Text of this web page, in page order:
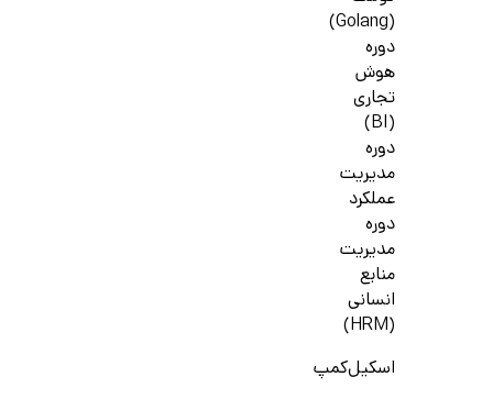
(Golang)
دوره
هوش
تجاری
(BI)
دوره
مدیریت
عملکرد
دوره
مدیریت
منابع
انسانی
(HRM)
اسکیل‌کمپ